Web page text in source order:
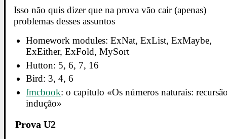
Isso não quis dizer que na prova vão cair (apenas)
problemas desses assuntos
Homework modules: ExNat, ExList, ExMaybe,
ExEither, ExFold, MySort
Hutton: 5, 6, 7, 16
Bird: 3, 4, 6
fmcbook: o capítulo «Os números naturais:
indução»
Prova U2